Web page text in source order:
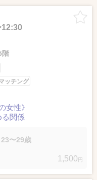
12:30
階
ッチング
女性》
る関係
23〜29歳
1,500 円